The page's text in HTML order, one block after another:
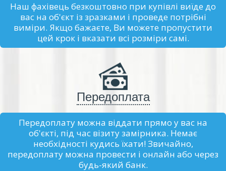
Наш фахівець безкоштовно при купівлі виїде до
вас на об'єкт із зразками і проведе потрібні
виміри. Якщо бажаєте, Ви можете пропустити
цей крок і вказати всі розміри самі.
Передоплата
Передоплату можна віддати прямо у вас на
об'єкті, під час візиту замірника. Немає
необхідності кудись їхати! Звичайно,
передоплату можна провести і онлайн або через
будь-який банк.